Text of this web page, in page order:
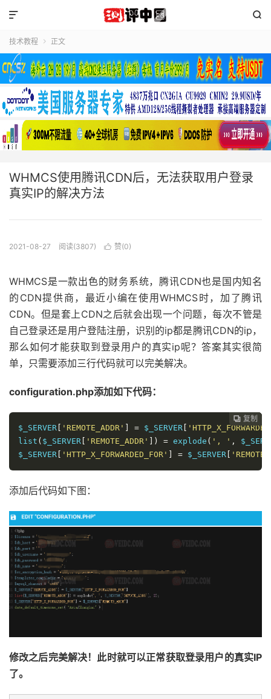


技术教程  正文
WHMCS使用腾讯CDN后，无法获取用户登录
真实IP的解决方法
2021-08-27 阅读(3807)  赞(0)
WHMCS是一款出色的财务系统，腾讯CDN也是国内知名
的CDN提供商，最近小编在使用WHMCS时，加了腾讯
CDN。但是套上CDN之后就会出现一个问题，每次不管是
自己登录还是用户登陆注册，识别的ip都是腾讯CDN的ip，
那么如何才能获取到登录用户的真实ip呢？答案其实很简
单，只需要添加三行代码就可以完美解决。
configuration.php添加如下代码：
 复制
 复制
 复制
$_SERVER
'REMOTE_ADDR' = $_SERVER
list ( $_SERVER 'REMOTE_ADDR' ]) = explode ( ', ' ,
$_SERVER
'HTTP_X_FORWARDED_FOR' = $_SERVER
添加后代码如下图：
修改之后完美解决！此时就可以正常获取登录用户的真实IP
了。